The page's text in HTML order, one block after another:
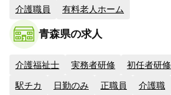
介護職員 有料老人ホーム
青森県の求人
介護福祉士 実務者研修 初任者研修
駅チカ 日勤のみ 正職員 介護職